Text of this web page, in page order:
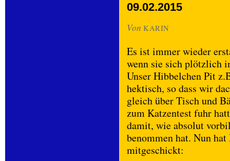
09.02.2015
Von KARIN
Es ist immer wieder
wenn sie sich plötzlich
Unser Hibbelchen Pit
hektisch, so dass wir
gleich über Tisch und
zum Katzentest fuhr
damit, wie absolut
benommen hat. Nun
mitgeschickt: